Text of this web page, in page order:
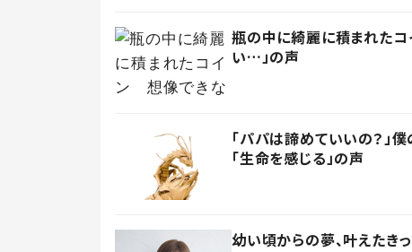
瓶の中に綺麗に積まれたコ
い…」の声
「パパは諦めていいの？
「生命を感じる」の声
幼い頃からの夢、叶えたき